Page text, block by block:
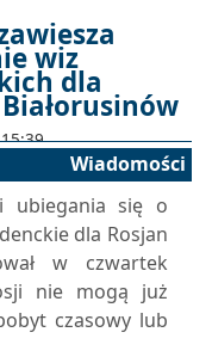
wiz
dla
Wiadomości
ubiegania się o
dla Rosjan
w czwartek
nie mogą już
czasowy lub